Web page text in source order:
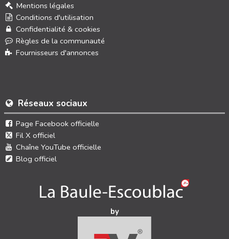
Réseaux sociaux
Page Facebook officielle
Fil X officiel
Chaîne YouTube officielle
Blog officiel
Mentions légales
Conditions d'utilisation
Confidentialité & cookies
Règles de la communauté
Fournisseurs d'annonces
by